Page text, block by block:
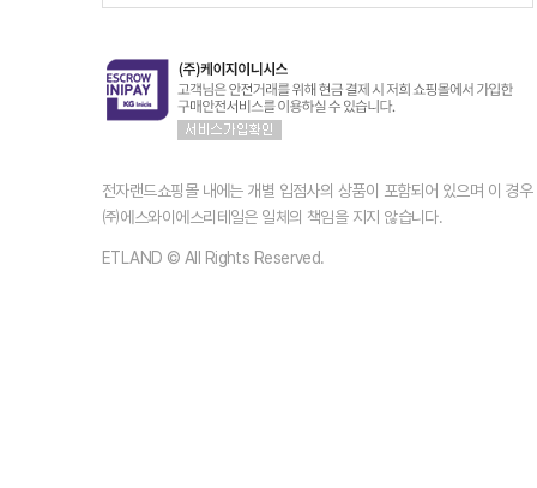
전자랜드쇼핑몰 내에는 개별 입점사의 상품이 포함되어 있으며 이 경
㈜에스와이에스리테일은 일체의 책임을 지지 않습니다.
ETLAND © All Rights Reserved.